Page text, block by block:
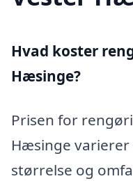
Hvad koster
Hæsinge?
Prisen for
Hæsinge
størrelse og